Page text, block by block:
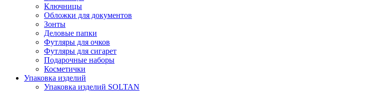
Ключницы
Обложки для документов
Зонты
Деловые папки
Футляры для очков
Футляры для сигарет
Подарочные наборы
Косметички
Упаковка изделий
Упаковка изделий SOLTAN